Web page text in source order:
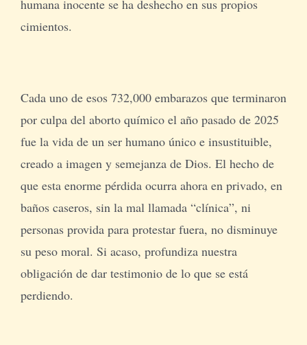
humana inocente se ha deshecho en sus propios
cimientos.
Cada uno de esos 732,000 embarazos que terminaron
por culpa del aborto químico el año pasado de 2025
fue la vida de un ser humano único e insustituible,
creado a imagen y semejanza de Dios. El hecho de
que esta enorme pérdida ocurra ahora en privado, en
baños caseros, sin la mal llamada “clínica”, ni
personas provida para protestar fuera, no disminuye
su peso moral. Si acaso, profundiza nuestra
obligación de dar testimonio de lo que se está
perdiendo.